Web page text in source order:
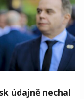
údajně nechal